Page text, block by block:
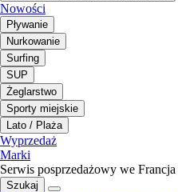
Nowości
Pływanie
Nurkowanie
Surfing
SUP
Żeglarstwo
Sporty miejskie
Lato / Plaża
Wyprzedaż
Marki
Serwis posprzedażowy we Francja
Szukaj